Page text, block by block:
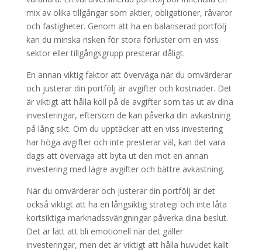
mix av olika tillgångar som aktier, obligationer, råvaror
och fastigheter. Genom att ha en balanserad portfölj
kan du minska risken för stora förluster om en viss
sektor eller tillgångsgrupp presterar dåligt.
En annan viktig faktor att överväga när du omvärderar
och justerar din portfölj är avgifter och kostnader. Det
är viktigt att hålla koll på de avgifter som tas ut av dina
investeringar, eftersom de kan påverka din avkastning
på lång sikt. Om du upptäcker att en viss investering
har höga avgifter och inte presterar väl, kan det vara
dags att överväga att byta ut den mot en annan
investering med lägre avgifter och bättre avkastning.
När du omvärderar och justerar din portfölj är det
också viktigt att ha en långsiktig strategi och inte låta
kortsiktiga marknadssvängningar påverka dina beslut.
Det är lätt att bli emotionell när det gäller
investeringar, men det är viktigt att hålla huvudet kallt